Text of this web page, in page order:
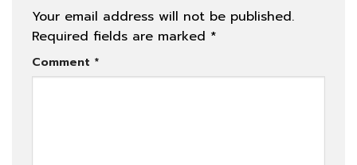
Your email address will not be published.
Required fields are marked *
Comment *